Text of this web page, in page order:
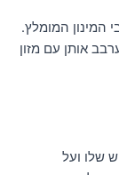
המינון המומלץ.
אותן עם מזון
שלו ועל